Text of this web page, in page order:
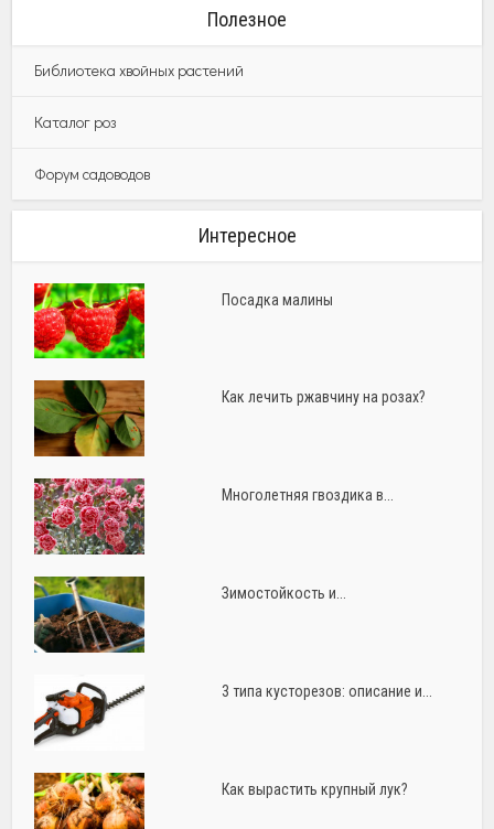
Полезное
Библиотека хвойных растений
Каталог роз
Форум садоводов
Интересное
Посадка малины
Как лечить ржавчину на розах?
Многолетняя гвоздика в...
Зимостойкость и...
3 типа кусторезов: описание и...
Как вырастить крупный лук?